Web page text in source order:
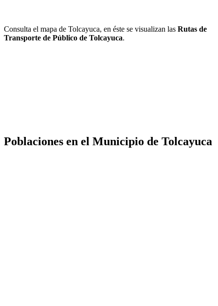
Consulta el mapa de Tolcayuca, en éste se visualizan las Rutas de
Transporte de Público de Tolcayuca.
Poblaciones en el Municipio de Tolcayuca